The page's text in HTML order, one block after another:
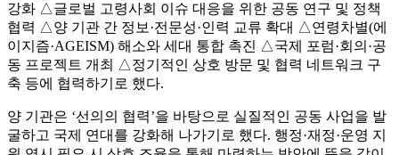
강화 △글로벌 고령사회 이슈 대응을 위한 공동 연구 및 정책
협력 △양 기관 간 정보·전문성·인력 교류 확대 △연령차별(에
이지즘·AGEISM) 해소와 세대 통합 촉진 △국제 포럼·회의·공
동 프로젝트 개최 △정기적인 상호 방문 및 협력 네트워크 구
축 등에 협력하기로 했다.
양 기관은 ‘선의의 협력’을 바탕으로 실질적인 공동 사업을 발
굴하고 국제 연대를 강화해 나가기로 했다. 행정·재정·운영 지